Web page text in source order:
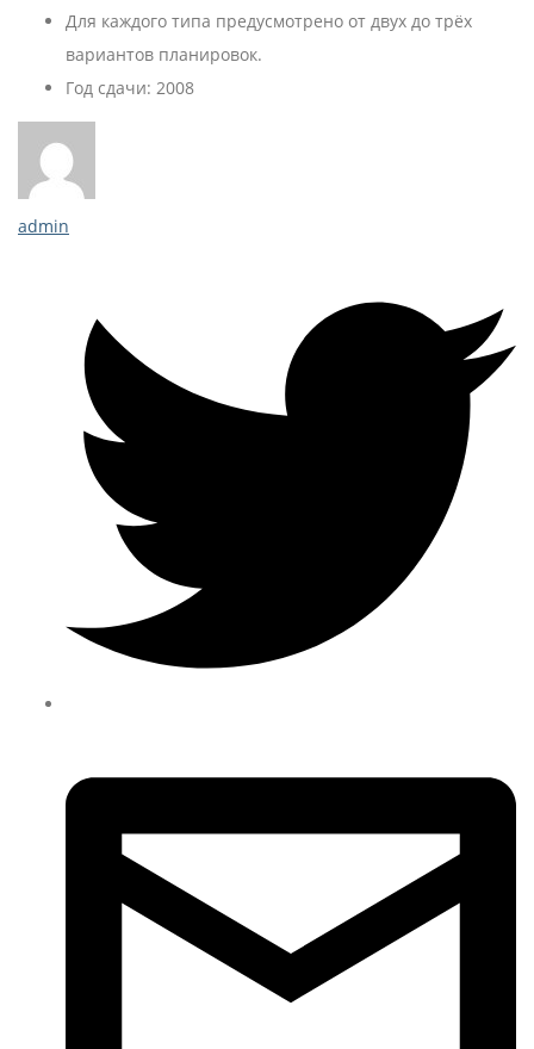
Для каждого типа предусмотрено от двух до трёх
вариантов планировок.
Год сдачи: 2008
admin